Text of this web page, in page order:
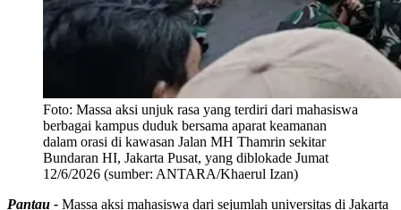
Foto: Massa aksi unjuk rasa yang terdiri dari mahasiswa
berbagai kampus duduk bersama aparat keamanan
dalam orasi di kawasan Jalan MH Thamrin sekitar
Bundaran HI, Jakarta Pusat, yang diblokade Jumat
12/6/2026 (sumber: ANTARA/Khaerul Izan)
Pantau - Massa aksi mahasiswa dari sejumlah universitas di Jakarta